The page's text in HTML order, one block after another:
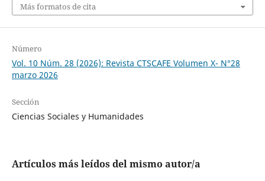
Más formatos de cita
Número
Vol. 10 Núm. 28 (2026): Revista CTSCAFE Volumen X- N°28
marzo 2026
Sección
Ciencias Sociales y Humanidades
Artículos más leídos del mismo autor/a